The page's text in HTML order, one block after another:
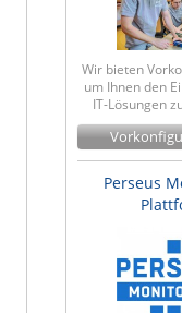
Wir bieten
um Ihnen den
IT-Lösungen
Perseus